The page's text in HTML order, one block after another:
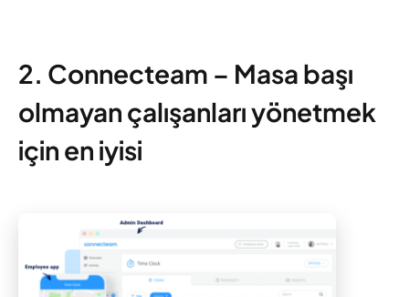
2. Connecteam – Masa başı
olmayan çalışanları yönetmek
için en iyisi